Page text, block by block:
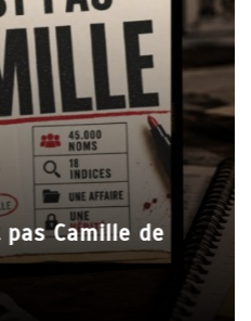
pas Camille de